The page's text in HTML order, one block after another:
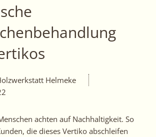
Helmeke
achten auf Nachhaltigkeit. So
die dieses Vertiko abschleifen